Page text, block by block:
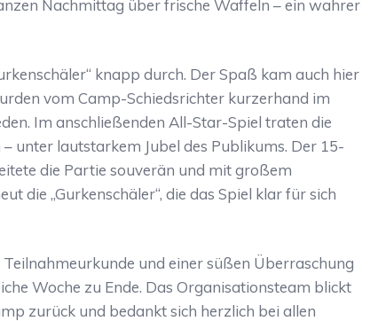
Nachmittag über frische Waffeln – ein wahrer
knapp durch. Der Spaß kam auch hier
vom Camp-Schiedsrichter kurzerhand im
Im anschließenden All-Star-Spiel traten die
unter lautstarkem Jubel des Publikums. Der 15-
die Partie souverän und mit großem
die „Gurkenschäler“, die das Spiel klar für sich
und einer süßen Überraschung
Woche zu Ende. Das Organisationsteam blickt
zurück und bedankt sich herzlich bei allen